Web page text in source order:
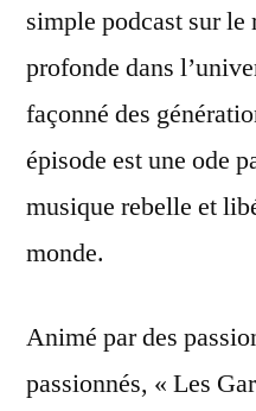
simple podcast sur le
profonde dans
façonné des
épisode est une ode
musique rebelle et
monde.
Animé par des
passionnés, « Les